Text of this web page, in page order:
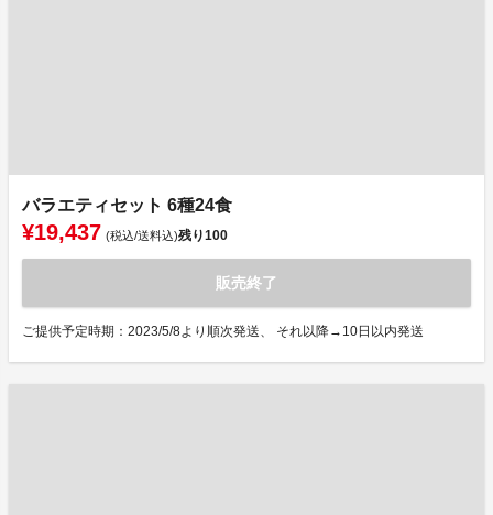
バラエティセット 6種24食
¥19,437 (税込/送料込)残り100
販売終了
ご提供予定時期：2023/5/8より順次発送、 それ以降→10日以内発送